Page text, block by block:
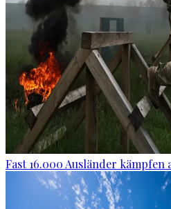
Fast 16.000 Ausländer kämpfen